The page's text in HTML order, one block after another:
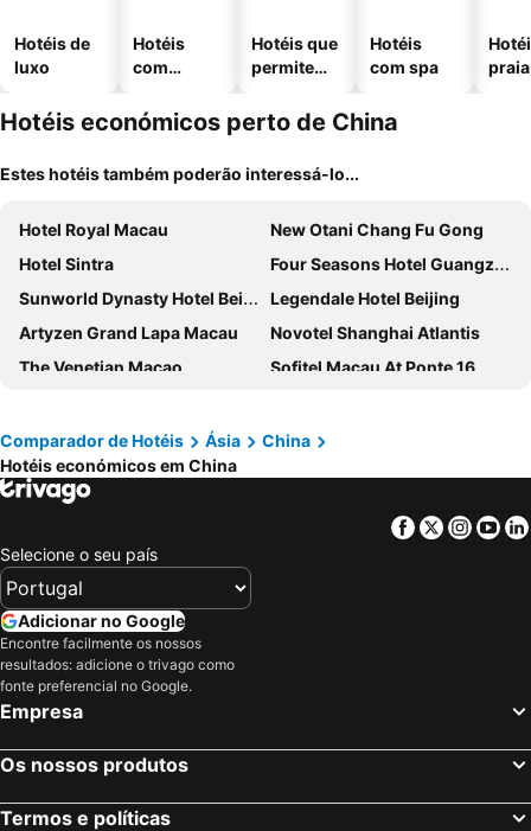
Hotéis de
luxo
Hotéis
com
Hotéis que
permitem
Hotéis
com spa
praia
Hotéis económicos perto de China
Estes hotéis também poderão interessá-lo...
Hotel Royal Macau
New Otani Chang Fu Gong
Hotel Sintra
Four Seasons Hotel Guangzhou
Sunworld Dynasty Hotel Beijing Wangfujing
Legendale Hotel Beijing
Artyzen Grand Lapa Macau
Novotel Shanghai Atlantis
The Venetian Macao
Sofitel Macau At Ponte 16
Beijing Pudi Hotel
Legend Palace Hotel
Novotel Beijing Peace
Beijing Guangxi Hotel
SSAW Boutique Hotel Shanghai Bund
Rio Hotel
The Parisian Macao
Grand Lisboa Palace Macau
Grandview Hotel Macau
Beijing Xin Qiao
Grand Hotel Beijing
Mandarin Oriental, Guangzhou
Holiday Inn Express Macau City Centre By Ihg
Studio City Hotel
Comparador de Hotéis Ásia
China
Hotéis económicos em China
Facebook
Twitter
Selecione o seu país
Adicionar no Google
Encontre facilmente os nossos
resultados: adicione o trivago como
fonte preferencial no Google.
Empresa
Os nossos produtos
Termos e políticas